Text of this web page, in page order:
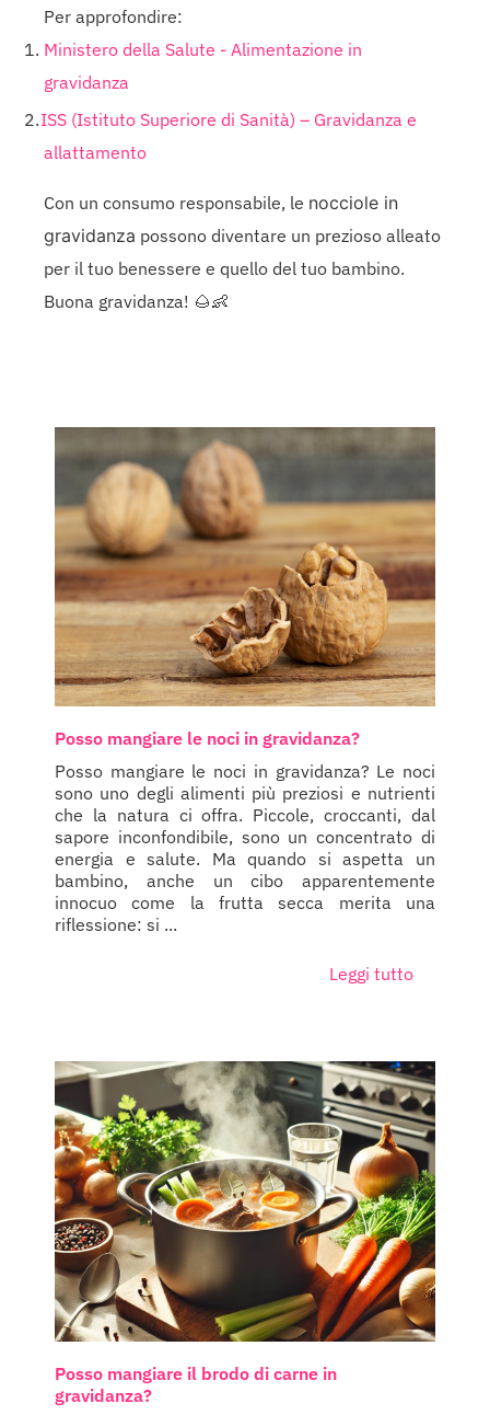
Per approfondire:
Ministero della Salute - Alimentazione in
gravidanza
ISS (Istituto Superiore di Sanità) – Gravidanza e
allattamento
Con un consumo responsabile, le nocciole in
gravidanza possono diventare un prezioso alleato
per il tuo benessere e quello del tuo bambino.
Buona gravidanza! 🌰👶
Posso mangiare le noci in gravidanza?
Posso mangiare le noci in gravidanza? Le noci
sono uno degli alimenti più preziosi e nutrienti
che la natura ci offra. Piccole, croccanti, dal
sapore inconfondibile, sono un concentrato di
energia e salute. Ma quando si aspetta un
bambino, anche un cibo apparentemente
innocuo come la frutta secca merita una
riflessione: si ...
Leggi tutto
Posso mangiare il brodo di carne in
gravidanza?